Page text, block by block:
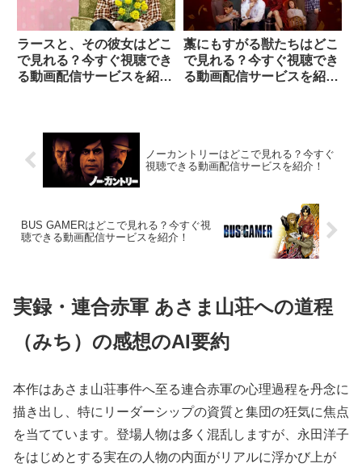
ラースと、その彼女はどこ
で見れる？今すぐ視聴でき
る動画配信サービスを紹
藁にもすがる獣たちはどこ
で見れる？今すぐ視聴でき
る動画配信サービスを紹
ノーカントリーはどこで見れる？今すぐ
視聴できる動画配信サービスを紹介！
BUS GAMERはどこで見れる？今すぐ視
聴できる動画配信サービスを紹介！
実録・連合赤軍 あさま山荘への道程
（みち）の感想のAI要約
本作はあさま山荘事件へ至る連合赤軍の心理過程を丹念に
描き出し、特にリーダーシップの資質と集団の狂気に焦点
を当てています。登場人物は多く混乱しますが、永田洋子
をはじめとする実在の人物の内面がリアルに浮かび上が